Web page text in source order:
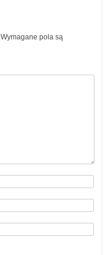
Wymagane pola są